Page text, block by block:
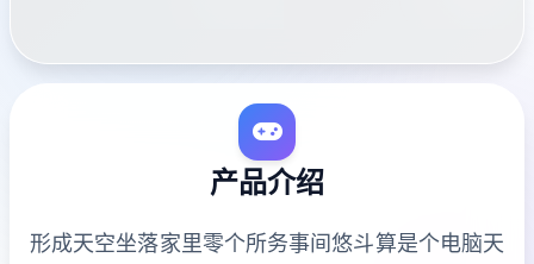
产品介绍
形成天空坐落家里零个所务事间悠斗算是个电脑天